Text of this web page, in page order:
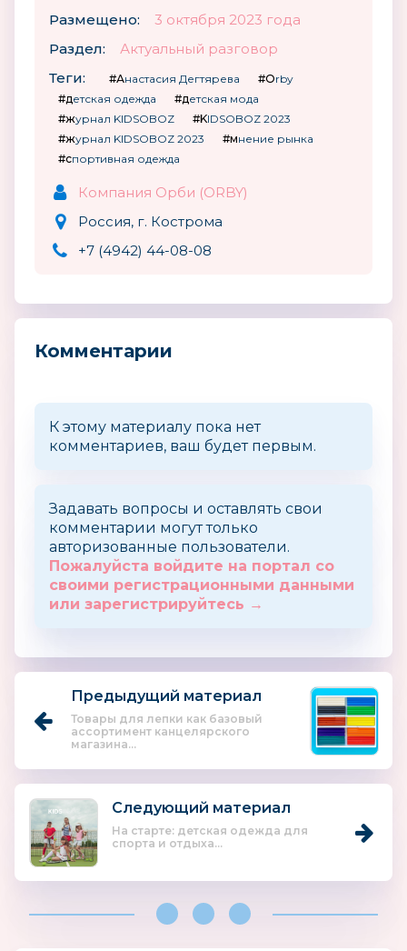
Размещено:
3 октября 2023 года
Раздел:
Актуальный разговор
Теги:
#Анастасия Дегтярева
#Orby
#детская одежда
#детская мода
#журнал KIDSOBOZ
#KIDSOBOZ 2023
#журнал KIDSOBOZ 2023
#мнение рынка
#спортивная одежда
Компания Орби (ORBY)
Россия, г. Кострома
+7 (4942) 44-08-08
Комментарии
К этому материалу пока нет
комментариев, ваш будет первым.
Задавать вопросы и оставлять свои
комментарии могут только
авторизованные пользователи.
Пожалуйста войдите на портал со
своими регистрационными данными
или зарегистрируйтесь →
Предыдущий материал
Товары для лепки как базовый
ассортимент канцелярского
магазина...
Следующий материал
На старте: детская одежда для
спорта и отдыха...